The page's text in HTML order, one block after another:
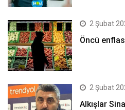
2 Şubat
Öncü
2 Şubat
Alkışlar